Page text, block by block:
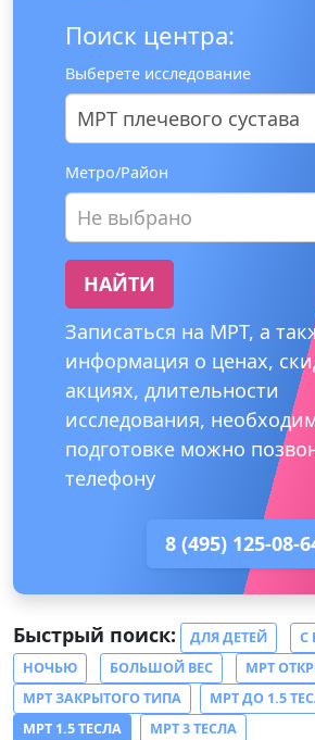
Поиск центра:
Выберете исследование
МРТ плечевого сустава
Метро/Район
Не выбрано
НАЙТИ
Записаться на МРТ, а
информация о ценах,
акциях, длительности
исследования,
подготовке можно
телефону
8 (495) 125-08-
Быстрый поиск: ДЛЯ ДЕТЕЙ
С
НОЧЬЮ
БОЛЬШОЙ ВЕС
МРТ
МРТ ЗАКРЫТОГО ТИПА
МРТ ДО 1.5
МРТ 1.5 ТЕСЛА
МРТ 3 ТЕСЛА